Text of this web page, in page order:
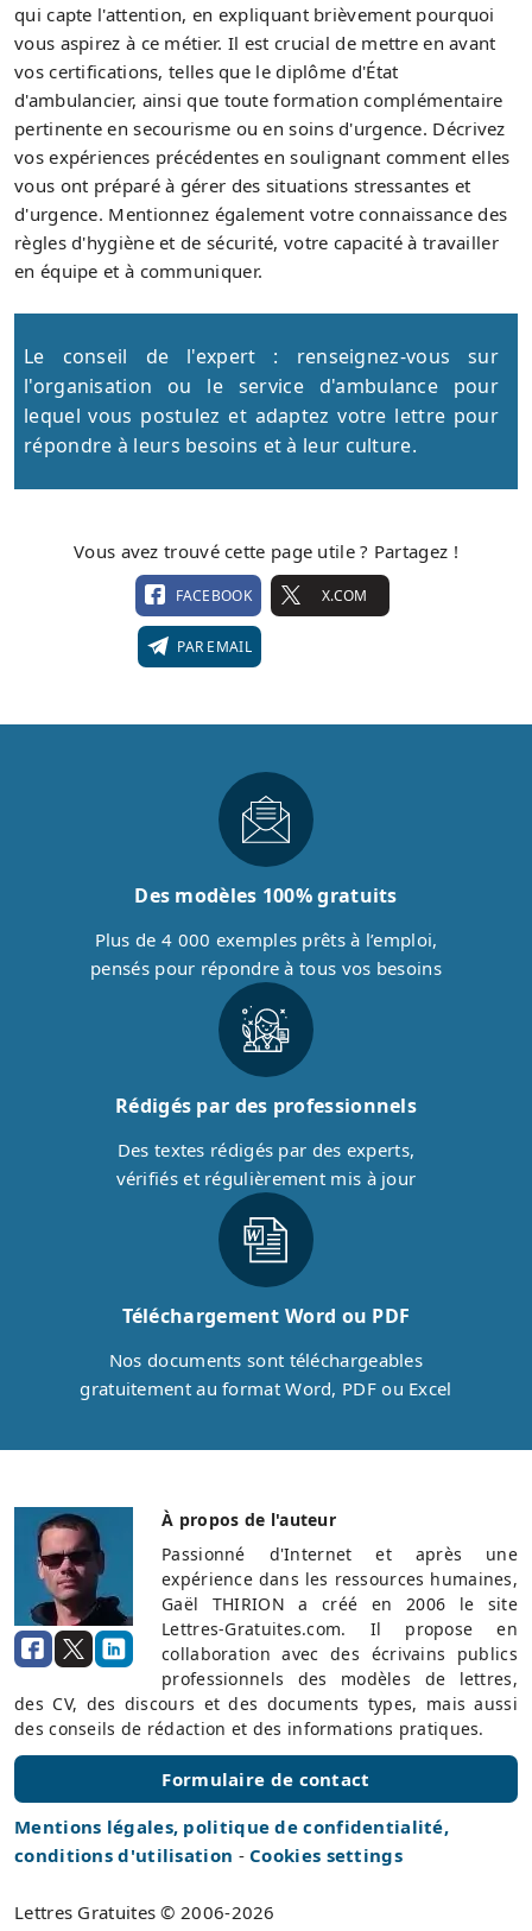
qui capte l'attention, en expliquant brièvement pourquoi
vous aspirez à ce métier. Il est crucial de mettre en avant
vos certifications, telles que le diplôme d'État
d'ambulancier, ainsi que toute formation complémentaire
pertinente en secourisme ou en soins d'urgence. Décrivez
vos expériences précédentes en soulignant comment elles
vous ont préparé à gérer des situations stressantes et
d'urgence. Mentionnez également votre connaissance des
règles d'hygiène et de sécurité, votre capacité à travailler
en équipe et à communiquer.
Le conseil de l'expert : renseignez-vous sur
l'organisation ou le service d'ambulance pour
lequel vous postulez et adaptez votre lettre pour
répondre à leurs besoins et à leur culture.
Vous avez trouvé cette page utile ? Partagez !
FACEBOOK X.COM
PAR EMAIL
Des modèles 100% gratuits
Plus de 4 000 exemples prêts à l’emploi,
pensés pour répondre à tous vos besoins
Rédigés par des professionnels
Des textes rédigés par des experts,
vérifiés et régulièrement mis à jour
Téléchargement Word ou PDF
Nos documents sont téléchargeables
gratuitement au format Word, PDF ou Excel
À propos de l'auteur
Passionné d'Internet et après une
expérience dans les ressources humaines,
Gaël THIRION a créé en 2006 le site
Lettres-Gratuites.com. Il propose en
collaboration avec des écrivains publics
professionnels des modèles de lettres,
des CV, des discours et des documents types, mais aussi
des conseils de rédaction et des informations pratiques.
Formulaire de contact
Mentions légales, politique de confidentialité,
conditions d'utilisation - Cookies settings
Lettres Gratuites © 2006-2026